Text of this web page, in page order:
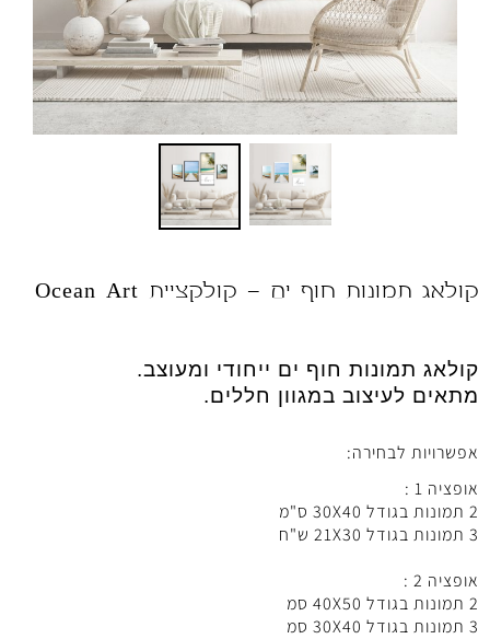
קולאג תמונות חוף ים - קולקציית Ocean Art
קולאג תמונות חוף ים ייחודי ומעוצב.
מתאים לעיצוב במגוון חללים.
אפשרויות לבחירה:
אופציה 1 :
2 תמונות בגודל 30X40 ס"מ
3 תמונות בגודל 21X30 ש"ח
אופציה 2 :
2 תמונות בגודל 40X50 סמ
3 תמונות בגודל 30X40 סמ